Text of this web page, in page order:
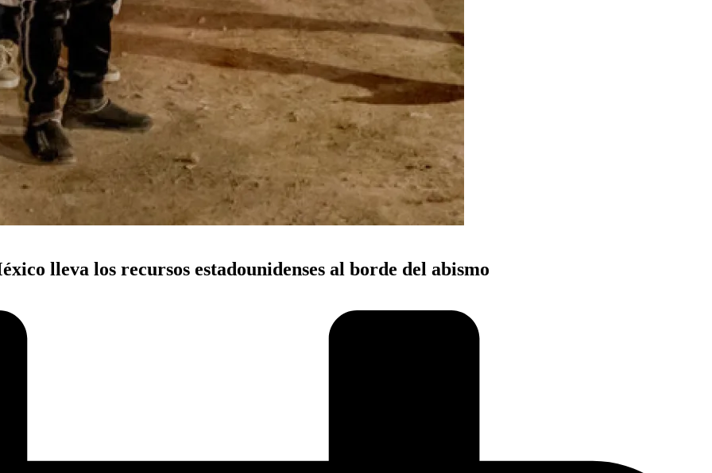
lleva los recursos estadounidenses al borde del abismo